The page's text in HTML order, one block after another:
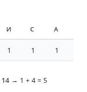
И С А
1 1 1
14 → 1 + 4 = 5